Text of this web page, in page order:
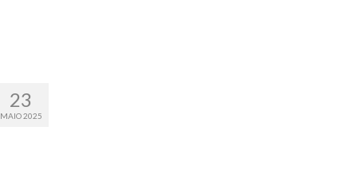
23
MAIO 2025